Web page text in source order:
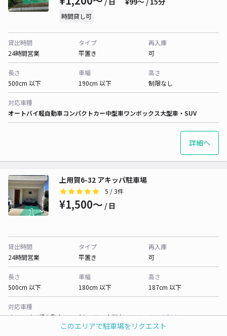
このエリアで駐車場をリクエスト
時間貸し可
貸出時間
24時間営業
タイプ
平置き
再入庫
可
長さ
500cm 以下
車幅
190cm 以下
高さ
制限なし
対応車種
オートバイ軽自動車コンパクトカー中型車ワンボックス大型車・SUV
詳細へ
上用賀6-32 アキッパ駐車場
5 / 3件
¥1,500〜 / 日
貸出時間
24時間営業
タイプ
平置き
再入庫
可
長さ
500cm 以下
車幅
180cm 以下
高さ
187cm 以下
対応車種
オートバイ軽自動車コンパクトカー中型車ワンボックス大型車・SUV